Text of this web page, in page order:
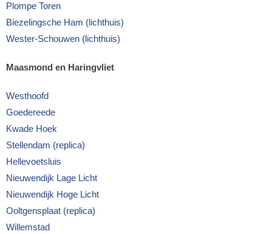
Plompe Toren
Biezelingsche Ham (lichthuis)
Wester-Schouwen (lichthuis)
Maasmond en Haringvliet
Westhoofd
Goedereede
Kwade Hoek
Stellendam (replica)
Hellevoetsluis
Nieuwendijk Lage Licht
Nieuwendijk Hoge Licht
Ooltgensplaat (replica)
Willemstad